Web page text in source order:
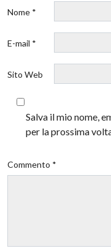
Nome *
E-mail *
Sito Web
Salva il mio nome,
per la prossima
Commento *